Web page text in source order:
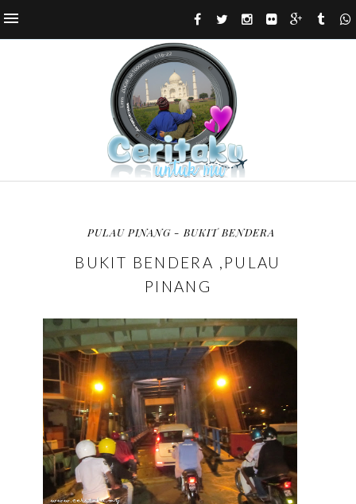
PULAU PINANG - BUKIT BENDERA
BUKIT BENDERA ,PULAU
PINANG